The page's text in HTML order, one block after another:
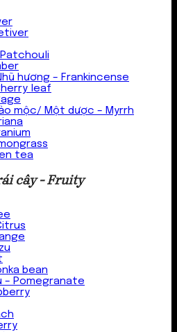
hương – Frankincense
leaf
mộc/ Một dược – Myrrh
tea
cây - Fruity
bean
– Pomegranate